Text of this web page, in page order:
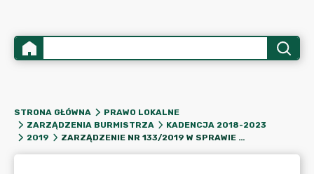
STRONA GŁÓWNA
PRAWO LOKALNE
ZARZĄDZENIA BURMISTRZA
KADENCJA 2018-2023
2019
ZARZĄDZENIE NR 133/2019 W SPRAWIE WYRAŻENIA ZGODY NA USTANOWIENIE SŁUŻEBNOŚCI PRZESYŁU